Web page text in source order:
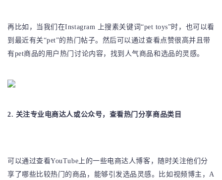
再比如，当我们在Instagram 上搜素关键词“pet toys”时，也可以看
到最近有关“pet”的热门帖子。然后可以通过查看点赞很高并且带
有pet商品的用户热门讨论内容，找到人气商品和选品的灵感。
2. 关注专业电商达人或公众号，查看热门分享商品类目
可以通过查看YouTube上的一些电商达人博客，随时关注他们分
享了哪些比较热门的商品，能够引发选品灵感。比如视频博主，A